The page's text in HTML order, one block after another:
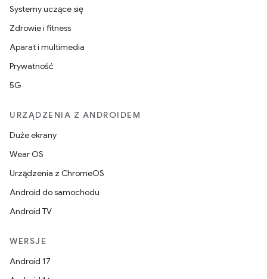
Systemy uczące się
Zdrowie i fitness
Aparat i multimedia
Prywatność
5G
URZĄDZENIA Z ANDROIDEM
Duże ekrany
Wear OS
Urządzenia z ChromeOS
Android do samochodu
Android TV
WERSJE
Android 17